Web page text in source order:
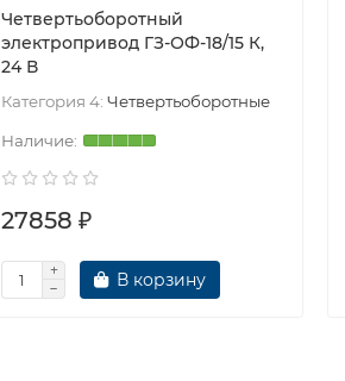
Четвертьоборотный
электропривод ГЗ-ОФ-18/15 К,
24 В
Категория 4: Четвертьоборотные
27858 ₽
В корзину